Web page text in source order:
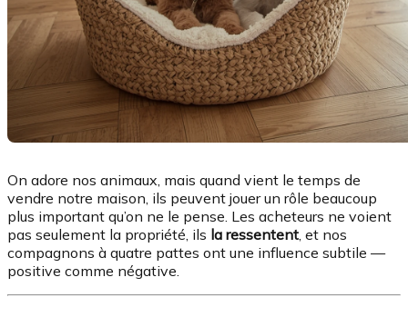
On adore nos animaux, mais quand vient le temps de
vendre notre maison, ils peuvent jouer un rôle beaucoup
plus important qu’on ne le pense. Les acheteurs ne voient
pas seulement la propriété, ils la ressentent, et nos
compagnons à quatre pattes ont une influence subtile —
positive comme négative.